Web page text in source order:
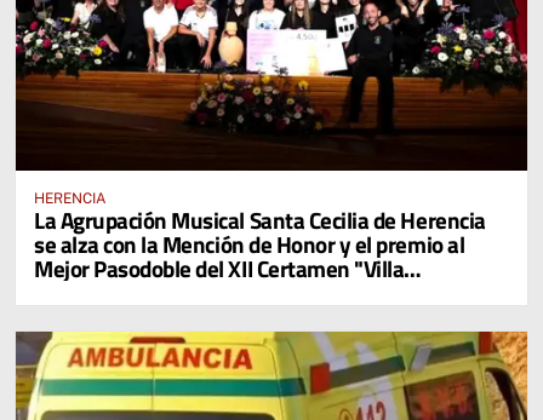
HERENCIA
La Agrupación Musical Santa Cecilia de Herencia
se alza con la Mención de Honor y el premio al
Mejor Pasodoble del XII Certamen "Villa
Cervantina de Mota del Cuervo"